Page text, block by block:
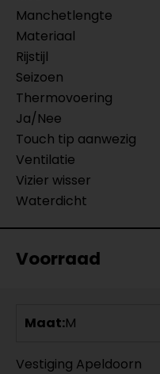
Manchetlengte
Materiaal
Rijstijl
Seizoen
Thermovoering
Ja/Nee
Touch tip aanwezig
Ventilatie
Vizier wisser
Waterdicht
Voorraad
Maat:M
Vestiging Apeldoorn